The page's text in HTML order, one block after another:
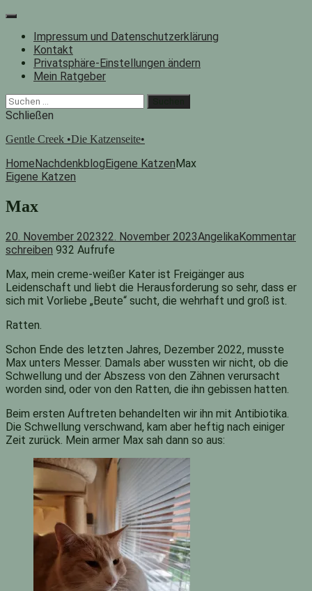
Zum
springenImpressum und Datenschutzerklärung
Kontakt
Privatsphäre-Einstellungen ändern
Mein Ratgeber
Facebook
Instagram
"Suche"-
Button
Suchen
nach:
Schließen
Gentle Creek •Die Katzenseite•
HomeNachdenkblogEigene KatzenMax
Eigene Katzen
Max
20. November 202322. November 2023AngelikaKommentar
schreiben 932 Aufrufe
Max, mein creme-weißer Kater ist Freigänger aus
Leidenschaft und liebt die Herausforderung so sehr, dass er
sich mit Vorliebe „Beute“ sucht, die wehrhaft und groß ist.
Ratten.
Schon Ende des letzten Jahres, Dezember 2022, musste
Max unters Messer. Damals aber wussten wir nicht, ob die
Schwellung und der Abszess von den Zähnen verursacht
worden sind, oder von den Ratten, die ihn gebissen hatten.
Beim ersten Auftreten behandelten wir ihn mit Antibiotika.
Die Schwellung verschwand, kam aber heftig nach einiger
Zeit zurück. Mein armer Max sah dann so aus: